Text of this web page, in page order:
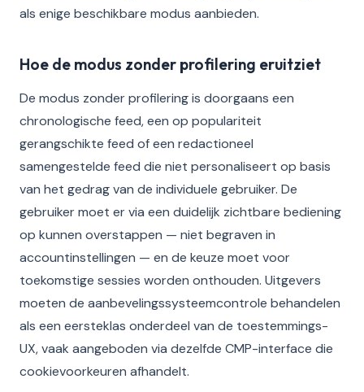
als enige beschikbare modus aanbieden.
Hoe de modus zonder profilering eruitziet
De modus zonder profilering is doorgaans een
chronologische feed, een op populariteit
gerangschikte feed of een redactioneel
samengestelde feed die niet personaliseert op basis
van het gedrag van de individuele gebruiker. De
gebruiker moet er via een duidelijk zichtbare bediening
op kunnen overstappen — niet begraven in
accountinstellingen — en de keuze moet voor
toekomstige sessies worden onthouden. Uitgevers
moeten de aanbevelingssysteemcontrole behandelen
als een eersteklas onderdeel van de toestemmings-
UX, vaak aangeboden via dezelfde CMP-interface die
cookievoorkeuren afhandelt.